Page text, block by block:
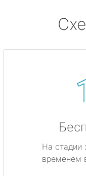
На стадии
временем